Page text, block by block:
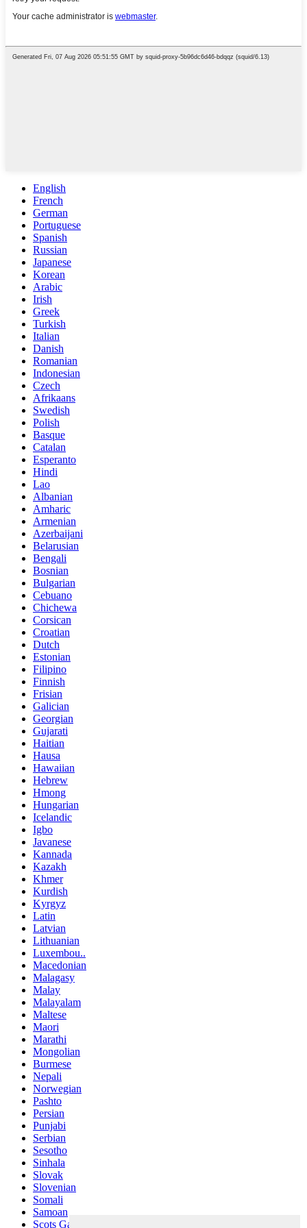
English
French
German
Portuguese
Spanish
Russian
Japanese
Korean
Arabic
Irish
Greek
Turkish
Italian
Danish
Romanian
Indonesian
Czech
Afrikaans
Swedish
Polish
Basque
Catalan
Esperanto
Hindi
Lao
Albanian
Amharic
Armenian
Azerbaijani
Belarusian
Bengali
Bosnian
Bulgarian
Cebuano
Chichewa
Corsican
Croatian
Dutch
Estonian
Filipino
Finnish
Frisian
Galician
Georgian
Gujarati
Haitian
Hausa
Hawaiian
Hebrew
Hmong
Hungarian
Icelandic
Igbo
Javanese
Kannada
Kazakh
Khmer
Kurdish
Kyrgyz
Latin
Latvian
Lithuanian
Luxembou..
Macedonian
Malagasy
Malay
Malayalam
Maltese
Maori
Marathi
Mongolian
Burmese
Nepali
Norwegian
Pashto
Persian
Punjabi
Serbian
Sesotho
Sinhala
Slovak
Slovenian
Somali
Samoan
Scots Gaelic